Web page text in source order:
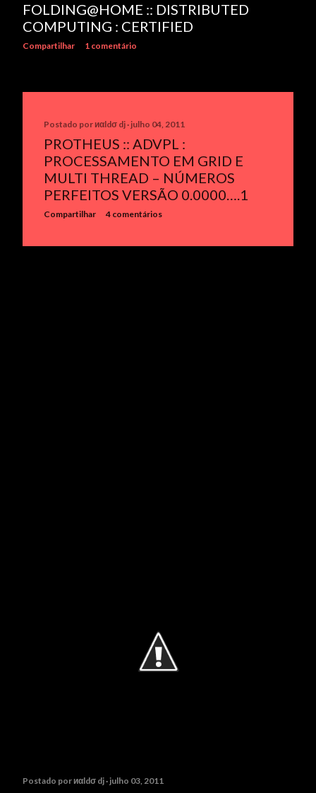
FOLDING@HOME :: DISTRIBUTED
COMPUTING : CERTIFIED
Compartilhar 1 comentário
Postado porиαldσ dj julho 04, 2011
PROTHEUS :: ADVPL :
PROCESSAMENTO EM GRID E
MULTI THREAD – NÚMEROS
PERFEITOS VERSÃO 0.0000….1
Compartilhar 4 comentários
Postado por иαldσ dj julho 03, 2011